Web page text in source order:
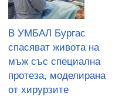
В УМБАЛ Бургас
спасяват живота на
мъж със специална
протеза, моделирана
от хирурзите